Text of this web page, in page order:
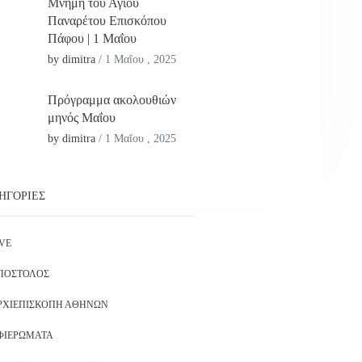
Μνήμη του Αγίου
Παναρέτου Επισκόπου
Πάφου | 1 Μαΐου
by dimitra / 1 Μαΐου , 2025
Πρόγραμμα ακολουθιών
μηνός Μαΐου
by dimitra / 1 Μαΐου , 2025
ΑΘΗΝΏΝ